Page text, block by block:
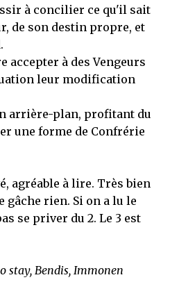
à concilier ce qu'il sait
de son destin propre, et
accepter à des Vengeurs
leur modification
arrière-plan, profitant du
une forme de Confrérie
agréable à lire. Très bien
gâche rien. Si on a lu le
se priver du 2. Le 3 est
stay, Bendis, Immonen